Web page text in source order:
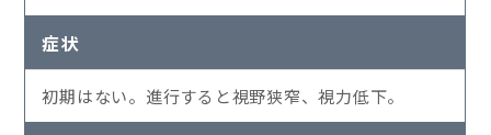
症状
初期はない。進行すると視野狭窄、視力低下。